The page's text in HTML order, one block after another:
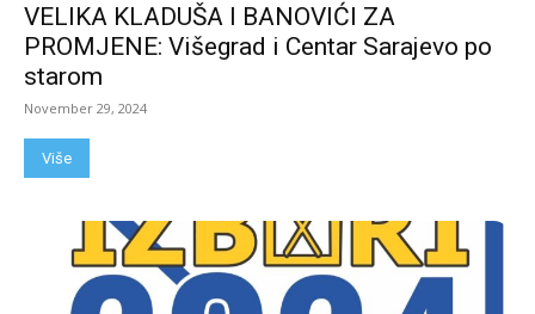
VELIKA KLADUŠA I BANOVIĆI ZA
PROMJENE: Višegrad i Centar Sarajevo po
starom
November 29, 2024
Više